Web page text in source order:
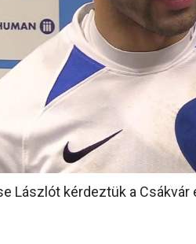
Lászlót kérdeztük a Csákvár